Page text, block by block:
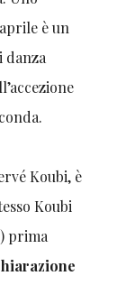
è un
danza
Koubi, è
Koubi
prima